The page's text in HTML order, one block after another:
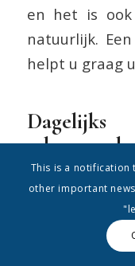
en het is ook
natuurlijk.
helpt u graag
Misschien
komt,
leegmaakt et
iemand
This is a notification
other important